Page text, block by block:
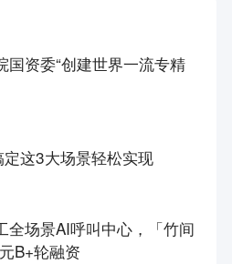
国资委“创建世界一流专精
定这3大场景轻松实现
全场景AI呼叫中心，「竹间
B+轮融资